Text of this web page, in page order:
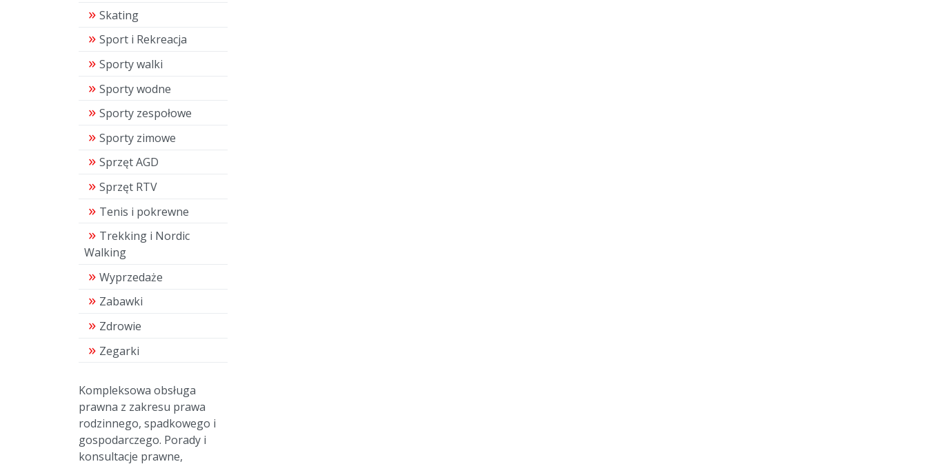
Skating
Sport i Rekreacja
Sporty walki
Sporty wodne
Sporty zespołowe
Sporty zimowe
Sprzęt AGD
Sprzęt RTV
Tenis i pokrewne
Trekking i Nordic
Walking
Wyprzedaże
Zabawki
Zdrowie
Zegarki
Kompleksowa obsługa
prawna z zakresu prawa
rodzinnego, spadkowego i
gospodarczego. Porady i
konsultacje prawne,